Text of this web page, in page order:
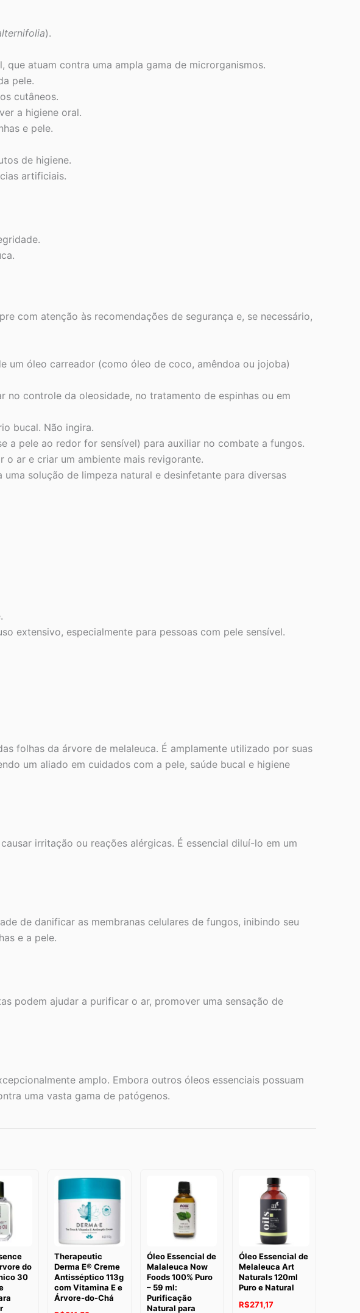
).
atuam contra uma ampla gama de microrganismos.
pele.
cutâneos.
a higiene oral.
e pele.
de higiene.
artificiais.
com atenção às recomendações de segurança e, se necessário,
um óleo carreador (como óleo de coco, amêndoa ou jojoba)
no controle da oleosidade, no tratamento de espinhas ou em
bucal. Não ingira.
a pele ao redor for sensível) para auxiliar no combate a fungos.
ar e criar um ambiente mais revigorante.
solução de limpeza natural e desinfetante para diversas
extensivo, especialmente para pessoas com pele sensível.
folhas da árvore de melaleuca. É amplamente utilizado por suas
um aliado em cuidados com a pele, saúde bucal e higiene
irritação ou reações alérgicas. É essencial diluí-lo em um
de danificar as membranas celulares de fungos, inibindo seu
e a pele.
podem ajudar a purificar o ar, promover uma sensação de
amplo. Embora outros óleos essenciais possuam
uma vasta gama de patógenos.
do
30
Therapeutic
Derma E® Creme
Antisséptico 113g
com Vitamina E e
Árvore-do-Chá
Óleo Essencial de
Malaleuca Now
Foods 100% Puro
– 59 ml:
Purificação
Natural para
Óleo Essencial de
Melaleuca Art
Naturals 120ml
Puro e Natural
R$271,17